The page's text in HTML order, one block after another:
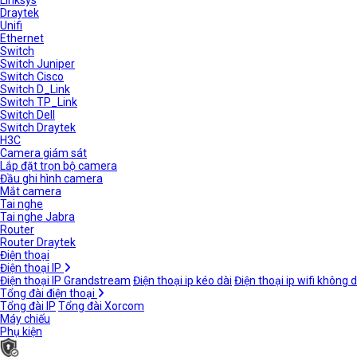
Draytek
Unifi
Ethernet
Switch
Switch Juniper
Switch Cisco
Switch D_Link
Switch TP_Link
Switch Dell
Switch Draytek
H3C
Camera giám sát
Lắp đặt trọn bộ camera
Đầu ghi hình camera
Mắt camera
Tai nghe
Tai nghe Jabra
Router
Router Draytek
Điện thoại
Điện thoại IP
Điện thoại IP Grandstream Điện thoại ip kéo dài Điện thoại ip wifi không
Tổng đài điện thoại
Tổng đài IP Tổng đài Xorcom
Máy chiếu
Phụ kiện